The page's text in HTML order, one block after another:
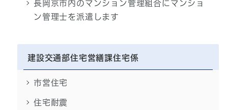
長岡京市内のマンション管理組合にマンショ
ン管理士を派遣します
建設交通部住宅営繕課住宅係
市営住宅
住宅耐震